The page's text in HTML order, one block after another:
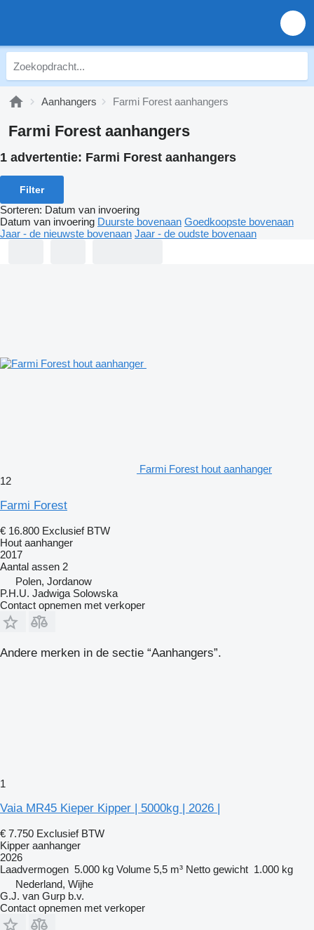
Aanhangers Farmi Forest aanhangers
Farmi Forest aanhangers
1 advertentie: Farmi Forest aanhangers
Filter
Sorteren: Datum van invoering
Datum van invoering Duurste bovenaan Goedkoopste bovenaan
Jaar - de nieuwste bovenaan Jaar - de oudste bovenaan
Farmi Forest hout aanhanger
12
Farmi Forest
€ 16.800 Exclusief BTW
Hout aanhanger
2017
Aantal assen 2
Polen, Jordanow
P.H.U. Jadwiga Solowska
Contact opnemen met verkoper
Andere merken in de sectie “Aanhangers”.
1
Vaia MR45 Kieper Kipper | 5000kg | 2026 |
€ 7.750 Exclusief BTW
Kipper aanhanger
2026
Laadvermogen 5.000 kg Volume 5,5 m³ Netto gewicht 1.000 kg
Nederland, Wijhe
G.J. van Gurp b.v.
Contact opnemen met verkoper